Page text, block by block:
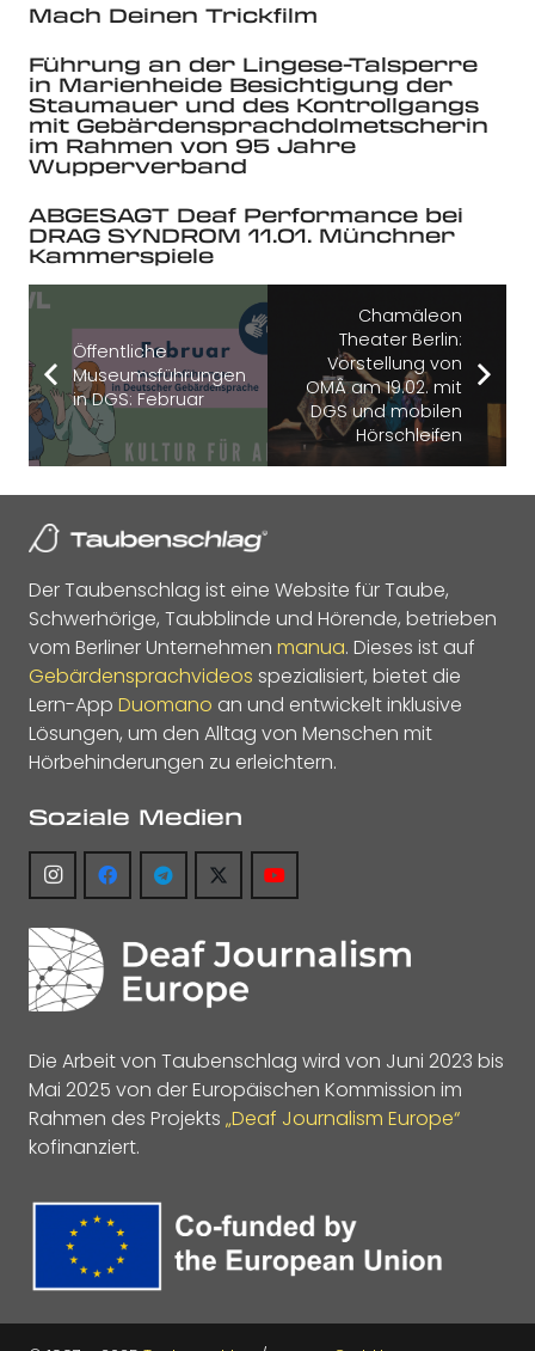
Mach Deinen Trickfilm
Führung an der Lingese-Talsperre
in Marienheide Besichtigung der
Staumauer und des Kontrollgangs
mit Gebärdensprachdolmetscherin
im Rahmen von 95 Jahre
Wupperverband
ABGESAGT Deaf Performance bei
DRAG SYNDROM 11.01. Münchner
Kammerspiele
Öffentliche
Museumsführungen
in DGS: Februar
Chamäleon
Theater Berlin:
Vorstellung von
OMÂ am 19.02. mit
DGS und mobilen
Hörschleifen
Der Taubenschlag ist eine Website für Taube,
Schwerhörige, Taubblinde und Hörende, betrieben
vom Berliner Unternehmen manua. Dieses ist auf
Gebärdensprachvideos spezialisiert, bietet die
Lern-App Duomano an und entwickelt inklusive
Lösungen, um den Alltag von Menschen mit
Hörbehinderungen zu erleichtern.
Soziale Medien
Die Arbeit von Taubenschlag wird von Juni 2023 bis
Mai 2025 von der Europäischen Kommission im
Rahmen des Projekts „Deaf Journalism Europe“
kofinanziert.